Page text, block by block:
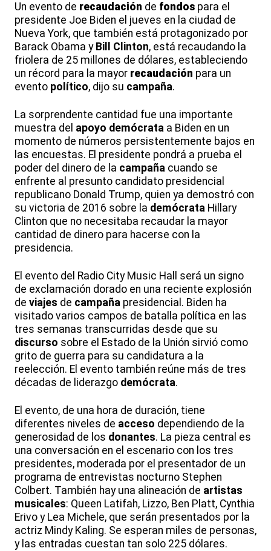
Un evento de recaudación de fondos para el
presidente Joe Biden el jueves en la ciudad de
Nueva York, que también está protagonizado por
Barack Obama y Bill Clinton, está recaudando la
friolera de 25 millones de dólares, estableciendo
un récord para la mayor recaudación para un
evento político, dijo su campaña.
La sorprendente cantidad fue una importante
muestra del apoyo demócrata a Biden en un
momento de números persistentemente bajos en
las encuestas. El presidente pondrá a prueba el
poder del dinero de la campaña cuando se
enfrente al presunto candidato presidencial
republicano Donald Trump, quien ya demostró con
su victoria de 2016 sobre la demócrata Hillary
Clinton que no necesitaba recaudar la mayor
cantidad de dinero para hacerse con la
presidencia.
El evento del Radio City Music Hall será un signo
de exclamación dorado en una reciente explosión
de viajes de campaña presidencial. Biden ha
visitado varios campos de batalla política en las
tres semanas transcurridas desde que su
discurso sobre el Estado de la Unión sirvió como
grito de guerra para su candidatura a la
reelección. El evento también reúne más de tres
décadas de liderazgo demócrata.
El evento, de una hora de duración, tiene
diferentes niveles de acceso dependiendo de la
generosidad de los donantes. La pieza central es
una conversación en el escenario con los tres
presidentes, moderada por el presentador de un
programa de entrevistas nocturno Stephen
Colbert. También hay una alineación de artistas
musicales: Queen Latifah, Lizzo, Ben Platt, Cynthia
Erivo y Lea Michele, que serán presentados por la
actriz Mindy Kaling. Se esperan miles de personas,
y las entradas cuestan tan solo 225 dólares.